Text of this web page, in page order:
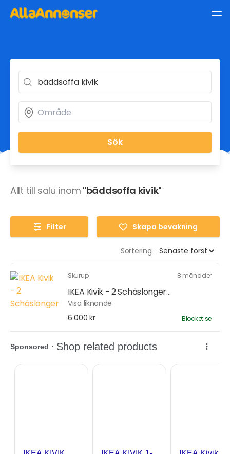
Sök
Allt till salu inom "bäddsoffa kivik"
Filter Skapa bevakning
Sortering:
Skurup 8 månader
IKEA Kivik - 2 Schäslonger...
Visa liknande
6 000 kr
Blocket.se